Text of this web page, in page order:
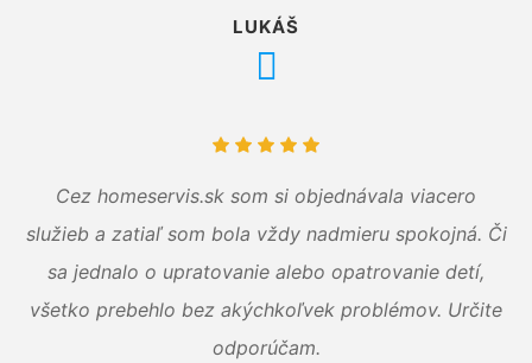
LUKÁŠ
Cez homeservis.sk som si objednávala viacero
služieb a zatiaľ som bola vždy nadmieru spokojná. Či
sa jednalo o upratovanie alebo opatrovanie detí,
všetko prebehlo bez akýchkoľvek problémov. Určite
odporúčam.